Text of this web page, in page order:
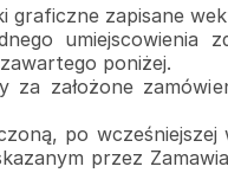
graficzne zapisane
poniżej.
za założone
po
przez